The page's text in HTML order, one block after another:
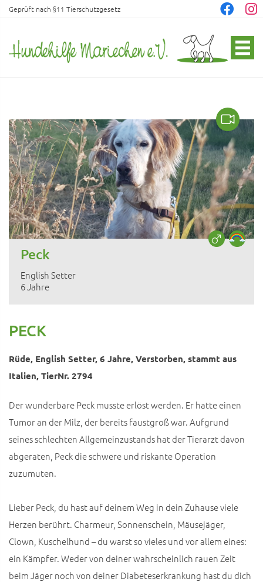
Geprüft nach §11 Tierschutzgesetz
Peck
English Setter
6 Jahre
PECK
Rüde, English Setter, 6 Jahre, Verstorben, stammt aus
Italien, TierNr. 2794
Der wunderbare Peck musste erlöst werden. Er hatte einen
Tumor an der Milz, der bereits faustgroß war. Aufgrund
seines schlechten Allgemeinzustands hat der Tierarzt davon
abgeraten, Peck die schwere und riskante Operation
zuzumuten.
Lieber Peck, du hast auf deinem Weg in dein Zuhause viele
Herzen berührt. Charmeur, Sonnenschein, Mäusejäger,
Clown, Kuschelhund – du warst so vieles und vor allem eines:
ein Kämpfer. Weder von deiner wahrscheinlich rauen Zeit
beim Jäger noch von deiner Diabeteserkrankung hast du dich